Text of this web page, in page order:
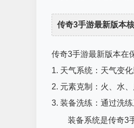
传奇3手游最新版本
传奇3手游最新版本在
1. 天气系统：天气变
2. 元素克制：火、水
3. 装备洗练：通过洗
装备系统是传奇3